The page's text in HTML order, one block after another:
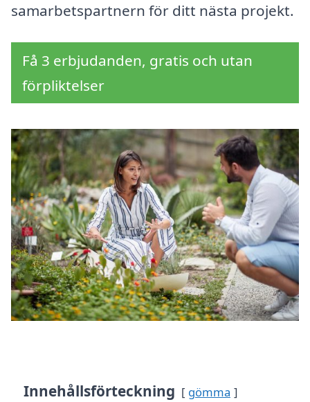
samarbetspartnern för ditt nästa projekt.
Få 3 erbjudanden, gratis och utan
förpliktelser
Innehållsförteckning gömma